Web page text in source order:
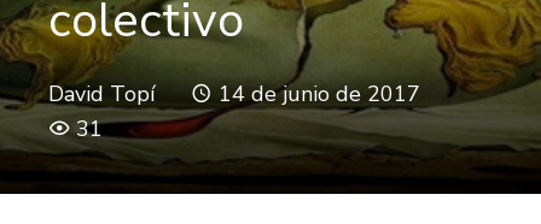
colectivo
David Topí
14 de junio de 2017
31